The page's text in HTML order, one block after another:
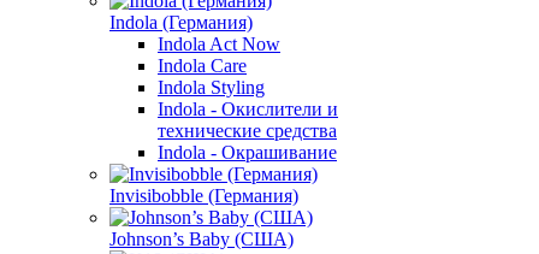
Indola (Германия)
Indola Act Now
Indola Care
Indola Styling
Indola - Окислители и
технические средства
Indola - Окрашивание
Invisibobble (Германия)
Johnson’s Baby (США)